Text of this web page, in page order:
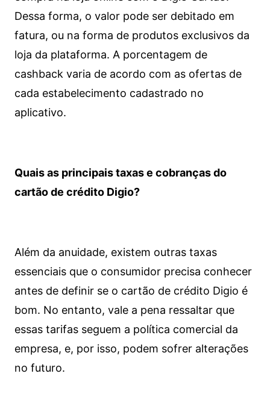
Dessa forma, o valor pode ser debitado em
fatura, ou na forma de produtos exclusivos da
loja da plataforma. A porcentagem de
cashback varia de acordo com as ofertas de
cada estabelecimento cadastrado no
aplicativo.
Quais as principais taxas e cobranças do
cartão de crédito Digio?
Além da anuidade, existem outras taxas
essenciais que o consumidor precisa conhecer
antes de definir se o cartão de crédito Digio é
bom. No entanto, vale a pena ressaltar que
essas tarifas seguem a política comercial da
empresa, e, por isso, podem sofrer alterações
no futuro.